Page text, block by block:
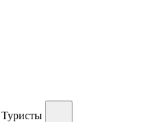
Туристы